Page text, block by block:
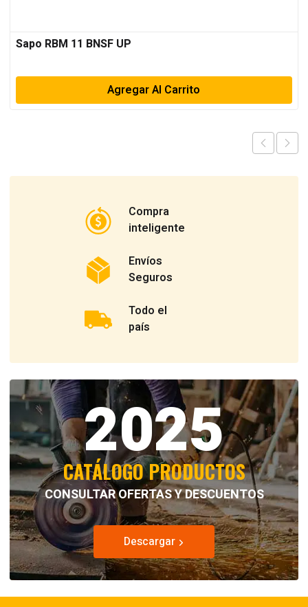
Sapo RBM 11 BNSF UP
Agregar Al Carrito
Compra
inteligente
Envíos
Seguros
Todo el
país
2025
CATÁLOGO PRODUCTOS
CONSULTAR OFERTAS Y DESCUENTOS
Descargar